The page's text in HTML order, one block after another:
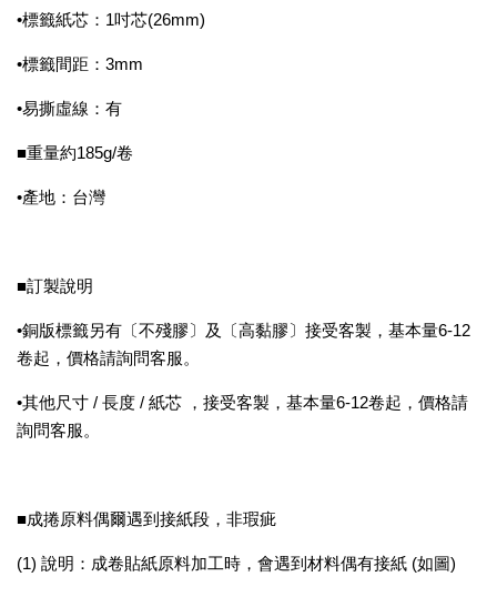
•標籤紙芯：1吋芯(26mm)
•標籤間距：3mm
•易撕虛線：有
■重量約185g/卷
•產地：台灣
■訂製說明
•銅版標籤另有〔不殘膠〕及〔高黏膠〕接受客製，基本量6-12
卷起，價格請詢問客服。
•其他尺寸 / 長度 / 紙芯 ，接受客製，基本量6-12卷起，價格請
詢問客服。
■成捲原料偶爾遇到接紙段，非瑕疵
(1) 說明：成卷貼紙原料加工時，會遇到材料偶有接紙 (如圖)